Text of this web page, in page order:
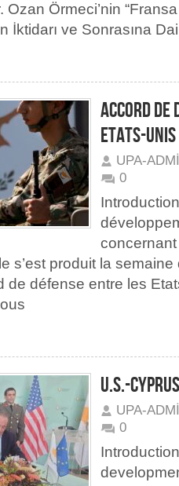
Ozan Örmeci’nin
İktidarı ve Sonrasına
ACCORD DE
ETATS-
UPA-
0
s’est produit la
de défense entre les
U.S.-
UPA-
0